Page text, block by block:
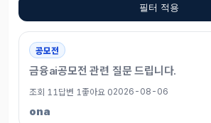
필터 적용
공모전
금융ai공모전 관련 질문 드립니다.
조회 11 답변 1 좋아요 02026-08-06
ona